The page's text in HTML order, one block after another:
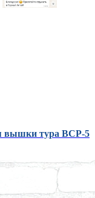
вышки тура ВСР-5